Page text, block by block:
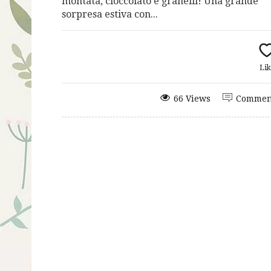
sorpresa estiva con...
66 Views